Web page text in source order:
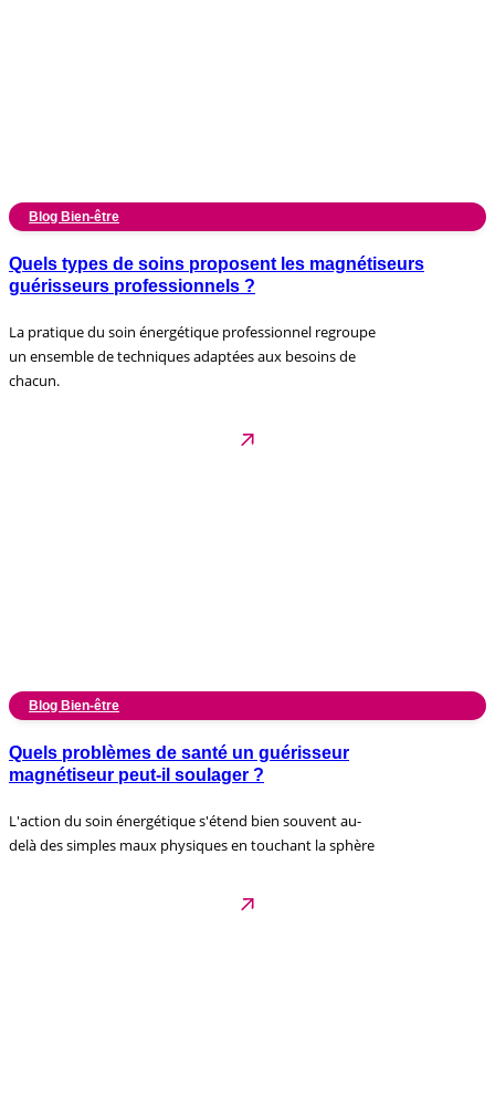
Blog Bien-être
Quels types de soins proposent les magnétiseurs
guérisseurs professionnels ?
La pratique du soin énergétique professionnel regroupe
un ensemble de techniques adaptées aux besoins de
chacun.
Blog Bien-être
Quels problèmes de santé un guérisseur
magnétiseur peut-il soulager ?
L'action du soin énergétique s'étend bien souvent au-
delà des simples maux physiques en touchant la sphère